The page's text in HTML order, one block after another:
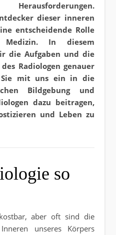
dieser inneren
entscheidende Rolle
In diesem
die Aufgaben und die
Radiologen genauer
Sie mit uns ein in die
Bildgebung und
dazu beitragen,
und Leben zu
so
aber oft sind die
unseres Körpers